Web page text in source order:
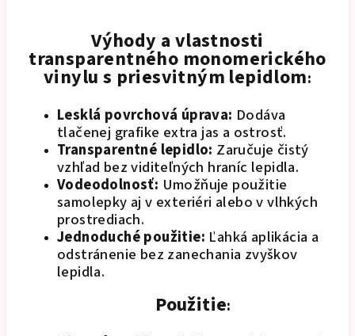
Výhody a vlastnosti
transparentného monomerického
vinylu s priesvitným lepidlom:
Lesklá povrchová úprava: Dodáva
tlačenej grafike extra jas a ostrosť.
Transparentné lepidlo: Zaručuje čistý
vzhľad bez viditeľných hraníc lepidla.
Vodeodolnosť: Umožňuje použitie
samolepky aj v exteriéri alebo v vlhkých
prostrediach.
Jednoduché použitie: Ľahká aplikácia a
odstránenie bez zanechania zvyškov
lepidla.
Použitie: